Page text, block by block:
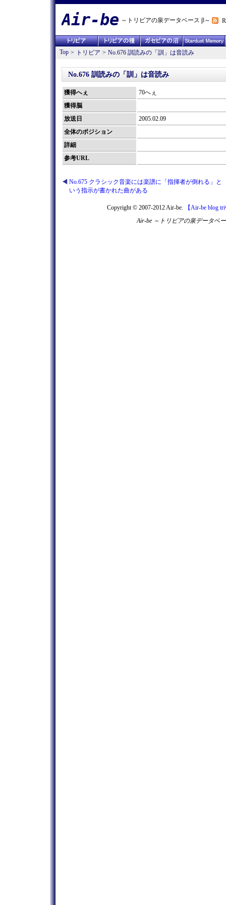
Air-be ～トリビアの泉データベース β～
Top > トリビア > No.676 訓読みの「訓」は音読み
No.676 訓読みの「訓」は音読み
獲得へぇ
70へぇ
獲得脳
放送日
2005.02.09
全体のポジション
詳細
参考URL
No.675 クラシック音楽には楽譜に「指揮者が倒れる」と
いう指示が書かれた曲がある
Copyright © 2007-2012 Air-be.
【Air-be blog
Air-be ～トリビアの泉データベ